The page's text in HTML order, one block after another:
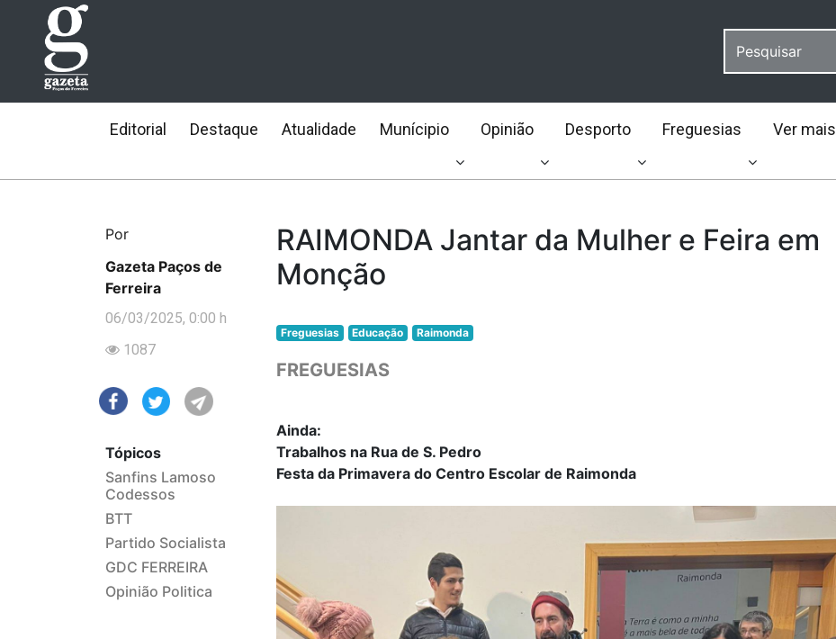
Editorial Destaque Atualidade Munícipio Opinião Desporto Freguesias Ver mais
Por
Gazeta Paços de
Ferreira
06/03/2025, 0:00 h
1087
Tópicos
Sanfins Lamoso
Codessos
BTT
Partido Socialista
GDC FERREIRA
Opinião Politica
RAIMONDA Jantar da Mulher e Feira em
Monção
Freguesias Educação Raimonda
FREGUESIAS
Ainda:
Trabalhos na Rua de S. Pedro
Festa da Primavera do Centro Escolar de Raimonda